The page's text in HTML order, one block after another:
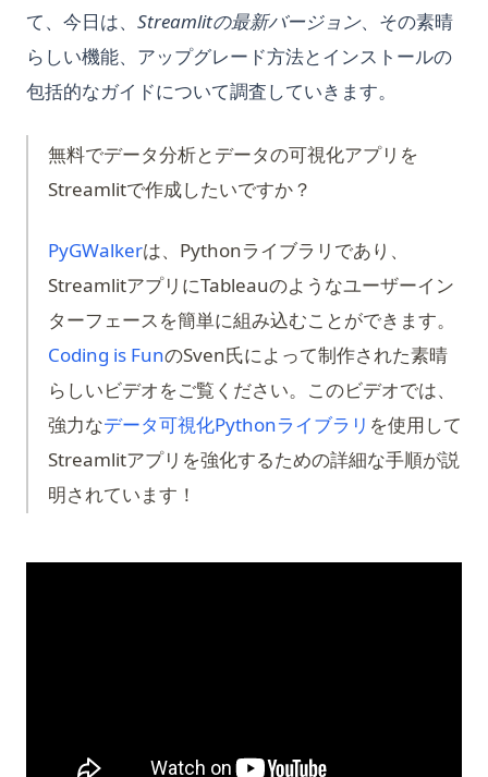
て、今日は、 Streamlitの最新バージョン、その素晴
らしい機能、アップグレード方法とインストールの
包括的なガイドについて調査していきます。
無料でデータ分析とデータの可視化アプリを
Streamlitで作成したいですか？
PyGWalker(opens in a new tab)
は、Pythonライブラリであり、
StreamlitアプリにTableauのようなユーザーイン
ターフェースを簡単に組み込むことができます。
Coding is Fun(opens in a new tab)
のSven氏によって制作された素晴
らしいビデオをご覧ください。このビデオでは、
強力なデータ可視化Pythonライブラリ を使用して
Streamlitアプリを強化するための詳細な手順が説
明されています！